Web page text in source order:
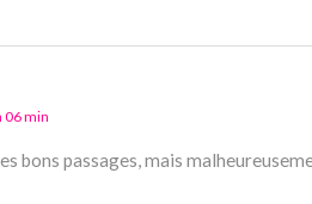
06 min
bons passages, mais